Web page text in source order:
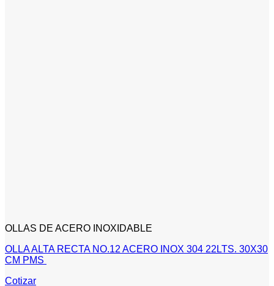
OLLAS DE ACERO INOXIDABLE
OLLA ALTA RECTA NO.12 ACERO INOX 304 22LTS. 30X30
CM PMS
Cotizar